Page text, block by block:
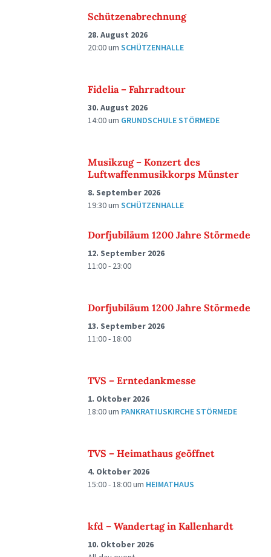
Schützenabrechnung
28. August 2026
20:00um SCHÜTZENHALLE
Fidelia – Fahrradtour
30. August 2026
14:00um GRUNDSCHULE STÖRMEDE
Musikzug – Konzert des
Luftwaffenmusikkorps Münster
8. September 2026
19:30um SCHÜTZENHALLE
Dorfjubiläum 1200 Jahre Störmede
12. September 2026
11:00 - 23:00
Dorfjubiläum 1200 Jahre Störmede
13. September 2026
11:00 - 18:00
TVS – Erntedankmesse
1. Oktober 2026
18:00um PANKRATIUSKIRCHE STÖRMEDE
TVS – Heimathaus geöffnet
4. Oktober 2026
15:00 - 18:00um HEIMATHAUS
kfd – Wandertag in Kallenhardt
10. Oktober 2026